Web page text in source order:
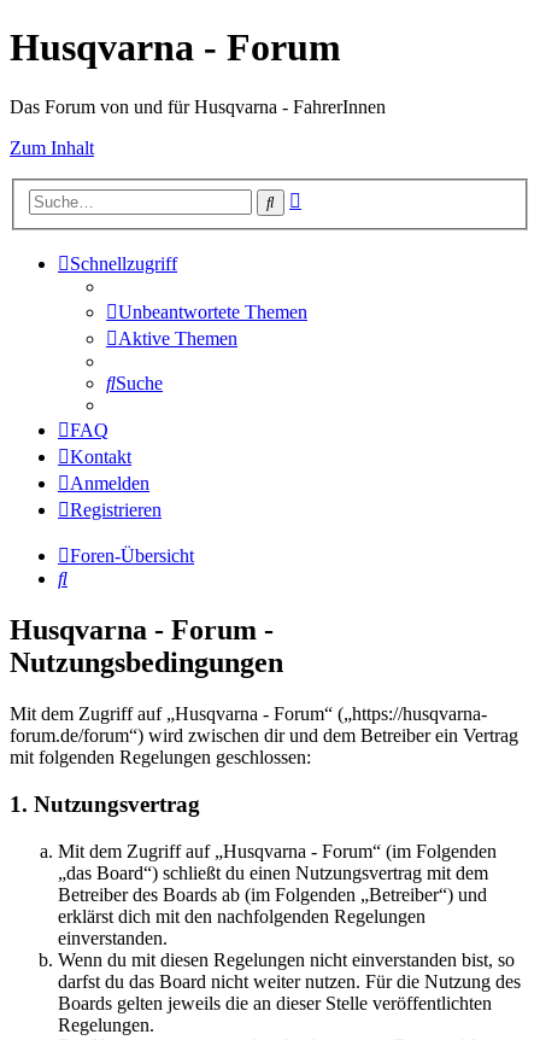
Husqvarna - Forum
Das Forum von und für Husqvarna - FahrerInnen
Zum Inhalt
Suche
Schnellzugriff
Unbeantwortete Themen
Aktive Themen
Suche
FAQ
Kontakt
Anmelden
Registrieren
Foren-Übersicht
Suche
Husqvarna - Forum -
Nutzungsbedingungen
Mit dem Zugriff auf „Husqvarna - Forum“ („https://husqvarna-
forum.de/forum“) wird zwischen dir und dem Betreiber ein Vertrag
mit folgenden Regelungen geschlossen:
1. Nutzungsvertrag
Mit dem Zugriff auf „Husqvarna - Forum“ (im Folgenden
„das Board“) schließt du einen Nutzungsvertrag mit dem
Betreiber des Boards ab (im Folgenden „Betreiber“) und
erklärst dich mit den nachfolgenden Regelungen
einverstanden.
Wenn du mit diesen Regelungen nicht einverstanden bist, so
darfst du das Board nicht weiter nutzen. Für die Nutzung des
Boards gelten jeweils die an dieser Stelle veröffentlichten
Regelungen.